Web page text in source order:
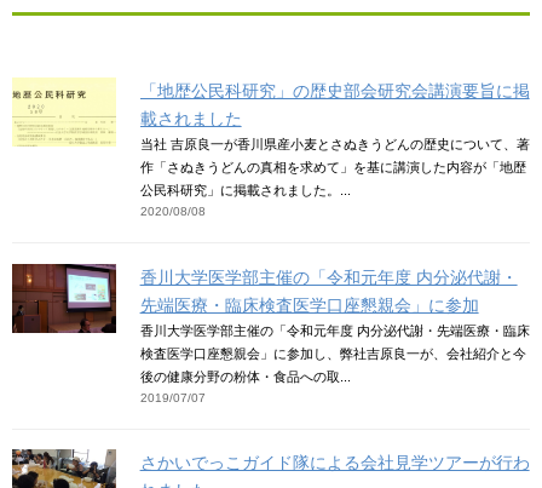
「地歴公民科研究」の歴史部会研究会講演要旨に掲
載されました
当社 吉原良一が香川県産小麦とさぬきうどんの歴史について、著
作「さぬきうどんの真相を求めて」を基に講演した内容が「地歴
公民科研究」に掲載されました。...
2020/08/08
香川大学医学部主催の「令和元年度 内分泌代謝・
先端医療・臨床検査医学口座懇親会」に参加
香川大学医学部主催の「令和元年度 内分泌代謝・先端医療・臨床
検査医学口座懇親会」に参加し、弊社吉原良一が、会社紹介と今
後の健康分野の粉体・食品への取...
2019/07/07
さかいでっこガイド隊による会社見学ツアーが行わ